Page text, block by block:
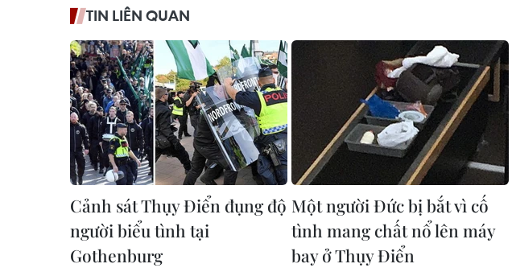
TIN LIÊN QUAN
Cảnh sát Thụy Điển đụng độ
người biểu tình tại
Gothenburg
Một người Đức bị bắt vì cố
tình mang chất nổ lên máy
bay ở Thụy Điển